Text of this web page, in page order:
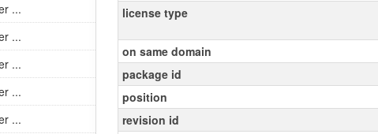
license type
on same domain
package id
position
revision id
...
...
...
...
...